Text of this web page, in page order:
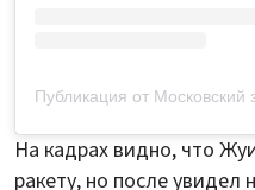
На кадрах видно, что
ракету, но после увидел